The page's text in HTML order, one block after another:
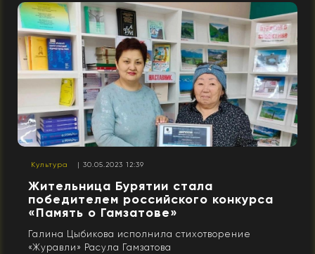
Культура | 30.05.2023 12:39
Жительница Бурятии стала
победителем российского конкурса
«Память о Гамзатове»
Галина Цыбикова исполнила стихотворение
«Журавли» Расула Гамзатова